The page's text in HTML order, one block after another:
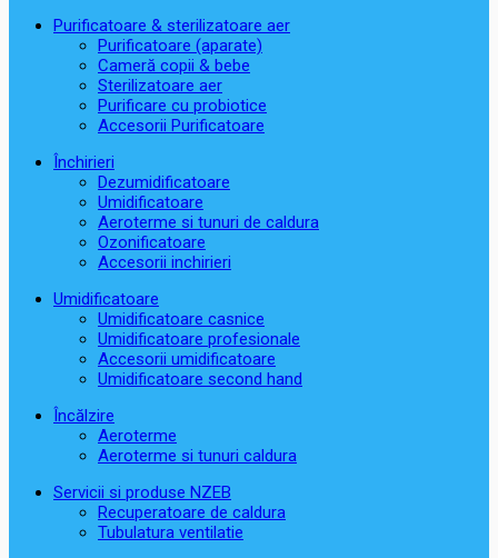
Purificatoare & sterilizatoare aer
Purificatoare (aparate)
Cameră copii & bebe
Sterilizatoare aer
Purificare cu probiotice
Accesorii Purificatoare
Închirieri
Dezumidificatoare
Umidificatoare
Aeroterme si tunuri de caldura
Ozonificatoare
Accesorii inchirieri
Umidificatoare
Umidificatoare casnice
Umidificatoare profesionale
Accesorii umidificatoare
Umidificatoare second hand
Încălzire
Aeroterme
Aeroterme si tunuri caldura
Servicii si produse NZEB
Recuperatoare de caldura
Tubulatura ventilatie